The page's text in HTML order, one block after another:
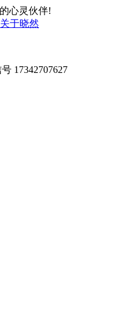
心灵伙伴!
关于晓然
17342707627